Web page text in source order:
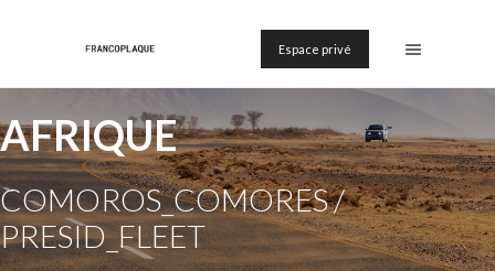
Espace privé
AFRIQUE
COMOROS_COMORES /
PRESID_FLEET